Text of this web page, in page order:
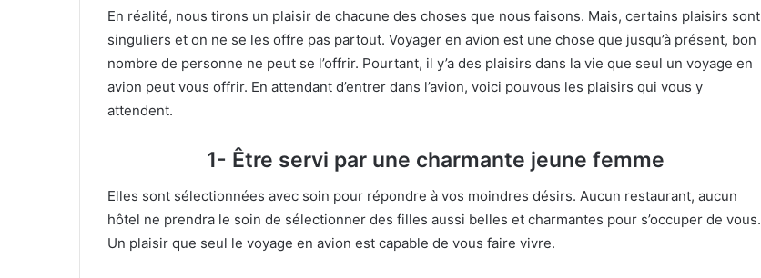
En réalité, nous tirons un plaisir de chacune des choses que nous faisons. Mais, certains plaisirs sont
singuliers et on ne se les offre pas partout. Voyager en avion est une chose que jusqu’à présent, bon
nombre de personne ne peut se l’offrir. Pourtant, il y’a des plaisirs dans la vie que seul un voyage en
avion peut vous offrir. En attendant d’entrer dans l’avion, voici pouvous les plaisirs qui vous y
attendent.
1- Être servi par une charmante jeune femme
Elles sont sélectionnées avec soin pour répondre à vos moindres désirs. Aucun restaurant, aucun
hôtel ne prendra le soin de sélectionner des filles aussi belles et charmantes pour s’occuper de vous.
Un plaisir que seul le voyage en avion est capable de vous faire vivre.